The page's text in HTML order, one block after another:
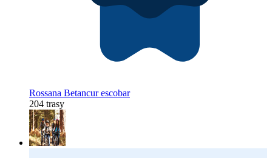
Rossana Betancur escobar
204 trasy